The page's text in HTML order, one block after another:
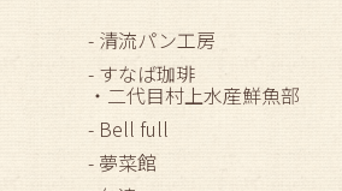
- 清流パン工房
- すなば珈琲
・二代目村上水産鮮魚部
- Bell full
- 夢菜館